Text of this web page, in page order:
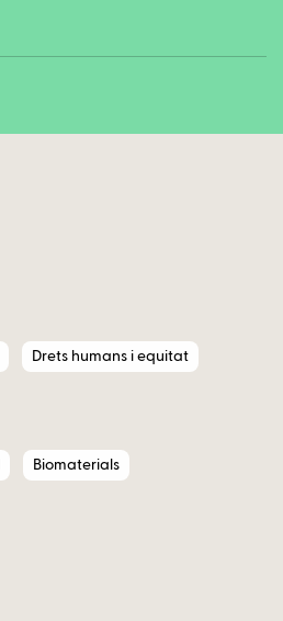
Drets humans i equitat
Biomaterials